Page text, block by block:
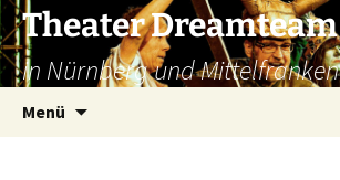
Zum
Inhalt
springen
Theater Dreamteam
in Nürnberg und Mittelfranken
Menü